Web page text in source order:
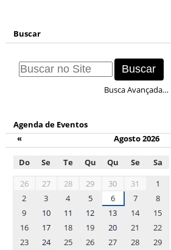
Buscar
Busca Avançada…
Agenda de Eventos
«
Agosto 2026
Do Se Te Qu Qu Se
Sa
26
27 28 29 30 31
1
2
3 4 5 6 7
8
9
10 11 12 13 14
15
16
17 18 19 20 21
22
23
24 25 26 27 28
29